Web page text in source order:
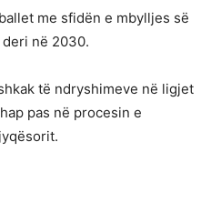
me sfidën e mbylljes së
në 2030.
të ndryshimeve në ligjet
pas në procesin e